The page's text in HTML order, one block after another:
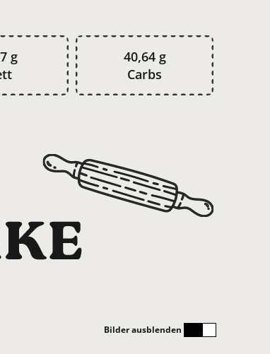
g
40,64 g
Carbs
Bilder ausblenden